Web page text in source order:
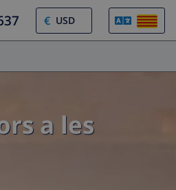
€
a les